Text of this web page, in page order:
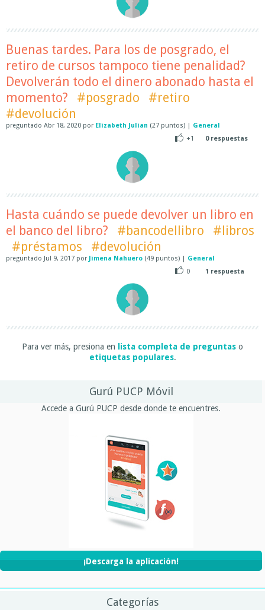
Buenas tardes. Para los de posgrado, el
retiro de cursos tampoco tiene penalidad?
Devolverán todo el dinero abonado hasta el
momento?
#posgrado
#retiro
#devolución
preguntado Abr 18, 2020 por Elizabeth Julian (27 puntos) | General
+1
0respuestas
Hasta cuándo se puede devolver un libro en
el banco del libro?
#bancodellibro
#libros
#préstamos
#devolución
preguntado Jul 9, 2017 por Jimena Nahuero (49 puntos) | General
0
1 respuesta
Para ver más, presiona en lista completa de preguntas o
etiquetas populares.
Gurú PUCP Móvil
Accede a Gurú PUCP desde donde te encuentres.
¡Descarga la aplicación!
Categorías